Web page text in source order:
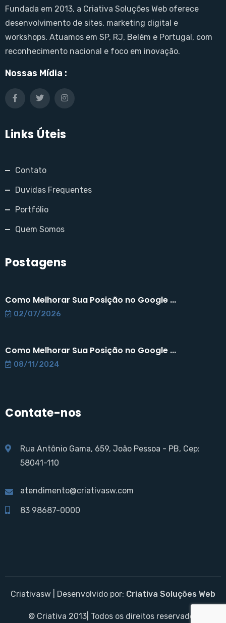
Fundada em 2013, a Criativa Soluções Web oferece
desenvolvimento de sites, marketing digital e
workshops. Atuamos em SP, RJ, Belém e Portugal, com
reconhecimento nacional e foco em inovação.
Nossas Mídia :
Links Úteis
Contato
Duvidas Frequentes
Portfólio
Quem Somos
Postagens
Como Melhorar Sua Posição no Google ...
02/07/2026
Como Melhorar Sua Posição no Google ...
08/11/2024
Contate-nos
Rua Antônio Gama, 659, João Pessoa - PB, Cep:
58041-110
atendimento@criativasw.com
83 98687-0000
Criativasw | Desenvolvido por: Criativa Soluções Web
© Criativa 2013| Todos os direitos reservados